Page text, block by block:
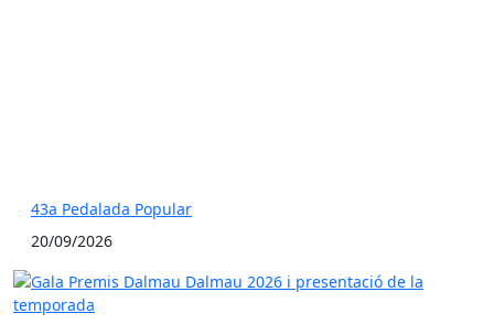
43a Pedalada Popular
20/09/2026